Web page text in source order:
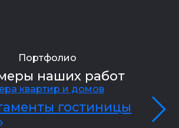
Портфолио
наших работ
квартир и домов
гостиницы